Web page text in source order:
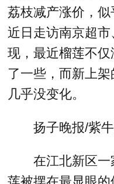
荔枝减产涨价，
近日走访南京超
现，最近榴莲不仅
了一些，而新上
几乎没变化。
扬子晚报/紫
在江北新区